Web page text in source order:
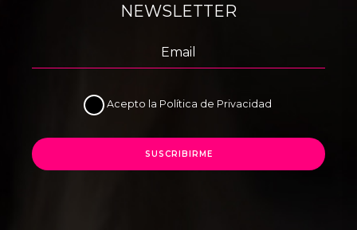
NEWSLETTER
Acepto la Política de Privacidad
SUSCRIBIRME